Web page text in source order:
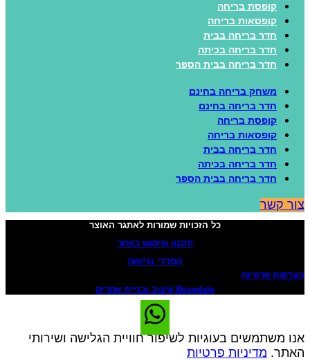
קופסת בריחה
קופסאות בריחה
חדר בריחה בבית
חדר בריחה בכיתה
חדר בריחה בבית הספר
משחק בריחה בחינם
חדר בריחה בחינם
קופסת בריחה
קופסאות בריחה
חדר בריחה בבית
חדר בריחה בכיתה
חדר בריחה בבית הספר
קשר
כל הזכויות שמורות לאתגר האוצר
תקנון שימוש באתר
הסדרי נגישות
פרטיות
Brandale עיצוב ובניית אתרים
משתמשים בעוגיות לשיפור חוויית הגלישה ושירותי
מדיניות פרטיות